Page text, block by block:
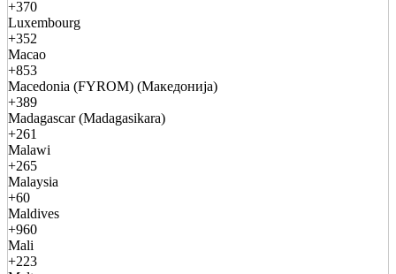
+370
Luxembourg
+352
Macao
+853
Macedonia (FYROM) (Македонија)
+389
Madagascar (Madagasikara)
+261
Malawi
+265
Malaysia
+60
Maldives
+960
Mali
+223